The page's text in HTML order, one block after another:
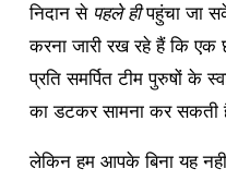
निदान से पहले ही पहुंचा जा
करना जारी रख रहे हैं कि
प्रति समर्पित टीम पुरुषों के
का डटकर सामना कर सकती
लेकिन हम आपके बिना यह